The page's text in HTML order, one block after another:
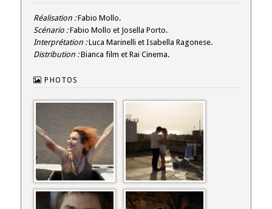
Réalisation :Fabio Mollo.
Scénario :Fabio Mollo et Josella Porto.
Interprétation :Luca Marinelli et Isabella Ragonese.
Distribution :Bianca film et Rai Cinema.
PHOTOS